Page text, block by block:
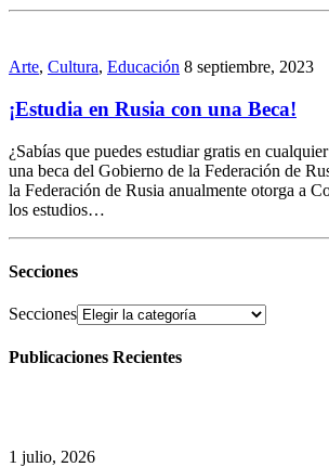
Arte, Cultura, Educación 8 septiembre, 2023
¡Estudia en Rusia con una Beca!
¿Sabías que puedes estudiar gratis en
una beca del Gobierno de la Federación de
la Federación de Rusia anualmente otorga a
los estudios…
Secciones
Secciones
Publicaciones Recientes
1 julio, 2026